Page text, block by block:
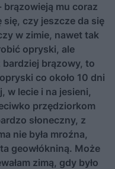
brązowieją mu coraz
się, czy jeszcze da się
w zimie, nawet tak
opryski, ale
bardziej brązowy, to
co około 10 dni
w lecie i na jesieni,
przędziorkom
słoneczny, z
nie była mroźna,
geowłókniną. Może
zimą, gdy było